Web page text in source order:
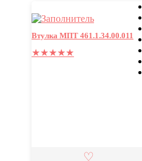
Втулка МПТ 461.1.34.00.011
★★★★★